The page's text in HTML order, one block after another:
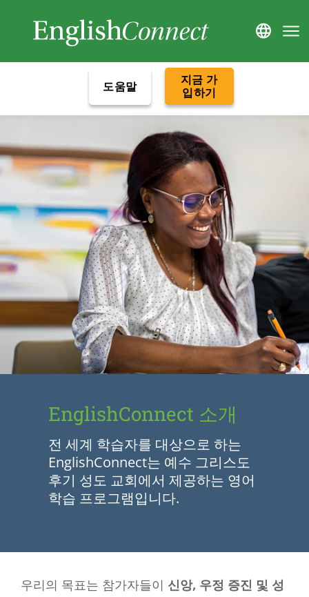
도움말
지금 가
입하기
EnglishConnect 소개
전 세계 학습자를 대상으로 하는
EnglishConnect는 예수 그리스도
후기 성도 교회에서 제공하는 영어
학습 프로그램입니다.
우리의 목표는 참가자들이 신앙, 우정 증진 및 성